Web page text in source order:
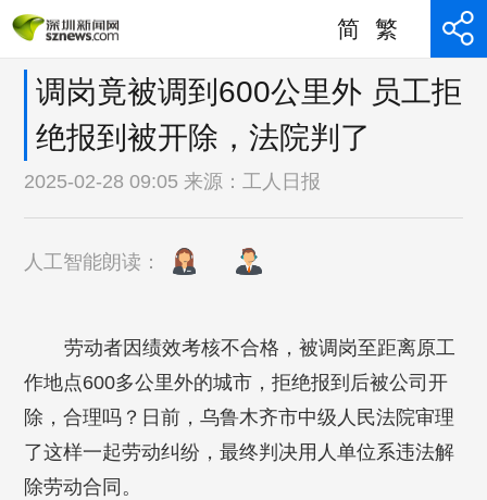
简 繁
调岗竟被调到600公里外 员工拒
绝报到被开除，法院判了
2025-02-28 09:05 来源： 工人日报
人工智能朗读：
劳动者因绩效考核不合格，被调岗至距离原工
作地点600多公里外的城市，拒绝报到后被公司开
除，合理吗？日前，乌鲁木齐市中级人民法院审理
了这样一起劳动纠纷，最终判决用人单位系违法解
除劳动合同。